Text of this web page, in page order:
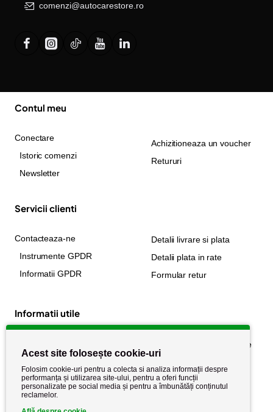
comenzi@autocarestore.ro
Contul meu
Conectare
Istoric comenzi
Newsletter
Achizitioneaza un voucher
Retururi
Servicii clienti
Contacteaza-ne
Instrumente GPDR
Informatii GPDR
Detalii livrare si plata
Detalii plata in rate
Formular retur
Informatii utile
Politica de cookie
Politica de confidențialitate
Termeni si conditii
Acest site folosește cookie-uri
Folosim cookie-uri pentru a colecta si analiza informații despre
performanța și utilizarea site-ului, pentru a oferi funcții
personalizate pe social media și pentru a îmbunătăți conținutul
reclamelor.